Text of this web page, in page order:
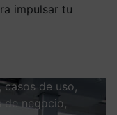
impulsar tu
casos de uso,
de negocio,